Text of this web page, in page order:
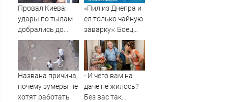
службы
07/08/2026 –
Провал Киева:
удары по тылам
добрались до
Зеленского
быстрее, чем до
России
«Пил из Днепра и
ел только чайную
заварку»: Боец
СВО ради
спасения своей
группы две
недели выживал
одиночку
Названа причина,
почему зумеры не
хотят работать
- И чего вам на
даче не жилось?
Без вас так